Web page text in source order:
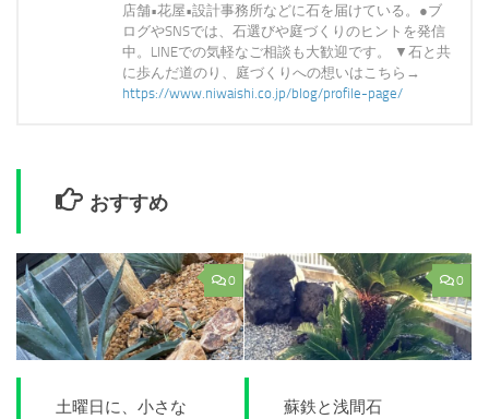
店舗•花屋•設計事務所などに石を届けている。●ブ
ログやSNSでは、石選びや庭づくりのヒントを発信
中。LINEでの気軽なご相談も大歓迎です。 ▼石と共
に歩んだ道のり、庭づくりへの想いはこちら→
https://www.niwaishi.co.jp/blog/profile-page/
おすすめ
0
土曜日に、小さな
0
蘇鉄と浅間石